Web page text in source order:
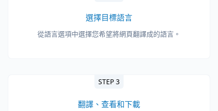
選擇目標語言
從語言選項中選擇您希望將網頁翻譯成的語言。
STEP 3
翻譯、查看和下載